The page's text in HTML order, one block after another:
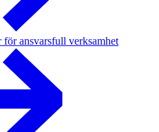
ansvarsfull verksamhet